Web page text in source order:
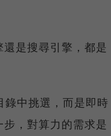
是搜尋引擎，都是
中挑選，而是即時
，對算力的需求是